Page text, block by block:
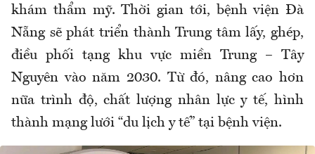
khám thẩm mỹ. Thời gian tới, bệnh viện Đà
Nẵng sẽ phát triển thành Trung tâm lấy, ghép,
điều phối tạng khu vực miền Trung – Tây
Nguyên vào năm 2030. Từ đó, nâng cao hơn
nữa trình độ, chất lượng nhân lực y tế, hình
thành mạng lưới “du lịch y tế” tại bệnh viện.